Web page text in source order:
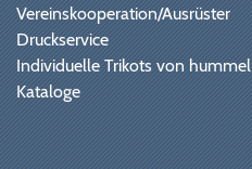
Vereinskooperation/Ausrüster
Druckservice
Individuelle Trikots von hummel
Kataloge